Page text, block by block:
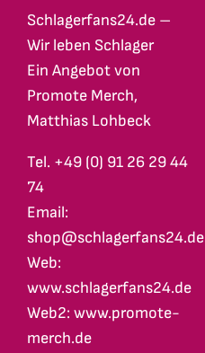
Schlagerfans24.de –
Wir leben Schlager
Ein Angebot von
Promote Merch,
Matthias Lohbeck
Tel. +49 (0) 91 26 29 44
74
Email:
shop@schlagerfans24.de
Web:
www.schlagerfans24.de
Web2: www.promote-
merch.de